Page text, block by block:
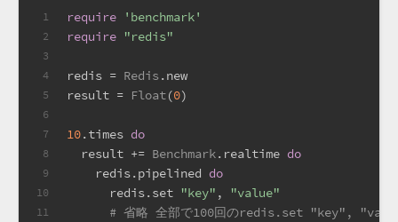
1
2
3
4
5
6
7
8
9
10
11
require
'benchmark'
require "redis"
redis = Redis .new
result = Float(0)
10.times do
  result +=
Benchmark.realtime do
    redis.pipelined
do
      redis.set
"key" , "value"
# 省略 全部で100回のredis.set "key",